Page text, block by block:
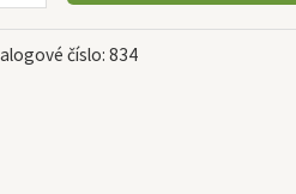
číslo: 834